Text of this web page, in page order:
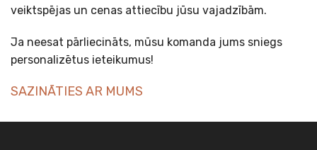
veiktspējas un cenas attiecību jūsu vajadzībām.
Ja neesat pārliecināts, mūsu komanda jums sniegs
personalizētus ieteikumus!
SAZINĀTIES AR MUMS